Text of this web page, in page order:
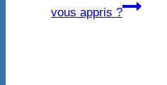
vous appris ?